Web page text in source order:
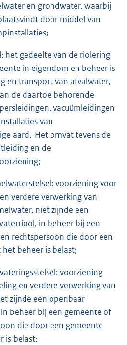
en grondwater, waarbij
door middel van
het gedeelte van de riolering
in eigendom en beheer is
en transport van afvalwater,
de daartoe behorende
vacuümleidingen
van
aard. Het omvat tevens de
en de
voorziening voor
verdere verwerking van
niet zijnde een
in beheer bij een
rechtspersoon die door een
beheer is belast;
voorziening
en verdere verwerking van
zijnde een openbaar
beheer bij een gemeente of
die door een gemeente
is belast;